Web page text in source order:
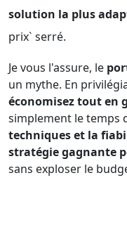
solution la plus
prix` serré.
Je vous l'assure, le
un mythe. En
économisez tout en
simplement le temps
techniques et la
stratégie gagnante
sans exploser le